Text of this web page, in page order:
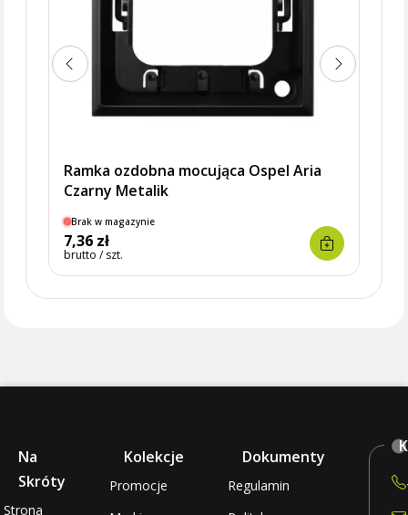
Ramka ozdobna mocująca Ospel Aria
Czarny Metalik
Brak w magazynie
7,36 zł
brutto / szt.
Na
Skróty
Strona
Kolekcje
Promocje
Dokumenty
Regulamin